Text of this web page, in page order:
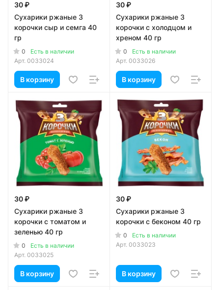
30 ₽
Сухарики ржаные 3
корочки сыр и семга 40
гр
0
Есть в наличии
Арт. 0033024
В корзину
30 ₽
Сухарики ржаные 3
корочки с холодцом и
хреном 40 гр
0
Есть в наличии
Арт. 0033026
В корзину
30 ₽
Сухарики ржаные 3
корочки с томатом и
зеленью 40 гр
0
Есть в наличии
Арт. 0033025
В корзину
30 ₽
Сухарики ржаные 3
корочки с беконом 40 гр
0
Есть в наличии
Арт. 0033023
В корзину